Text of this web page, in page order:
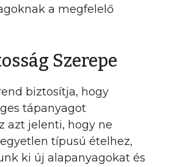
a megfelelő
Szerepe
biztosítja, hogy
tápanyagot
azt jelenti, hogy ne
típusú ételhez,
ki új alapanyagokat és